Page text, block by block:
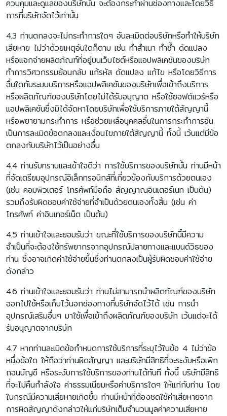
ควบคุมและดูแลของบริษัทนั้น จะต้องกระทำผ่านช่องทางและโดยวิธี
การที่บริษัทจัดไว้เท่านั้น
4.3 ท่านตกลงจะไม่กระทำการใดๆ อันละเมิดต่อบริษัทหรือทำให้บริษัท
เสียหาย ไม่ว่าด้วยเหตุอันใดก็ตาม เช่น ทำสำเนา ทำซ้ำ ดัดแปลง
หรือแจกจ่ายผลิตภัณฑ์ที่อยู่บนเว็บไซต์หรือแอปพลิเคชันของบริษัท
ทำการวิศวกรรมย้อนกลับ แก้รหัส ดัดแปลง แก้ไข หรือโดยวิธีการ
อื่นใดกับระบบบริการหรือแอปพลิเคชันของบริษัทเพื่อเข้าถึงบริการ
หรือผลิตภัณฑ์ของบริษัทโดยไม่ได้รับอนุญาต หรือใช้ซอฟต์แวร์หรือ
แอปพลิเคชันซึ่งมิได้จัดหาโดยบริษัทเพื่อใช้บริการภายใต้สัญญานี้
หรือพยายามกระทำการ หรือช่วยเหลือบุคคลอื่นในการกระทำการอัน
เป็นการละเมิดข้อตกลงและเงื่อนไขภายใต้สัญญานี้ ทั้งนี้ เว้นแต่มีข้อ
ตกลงกับบริษัทไว้เป็นอย่างอื่น
4.4 ท่านรับทราบและเข้าใจดีว่า การใช้บริการของบริษัทนั้น ท่านมีหน้า
ที่จัดเตรียมอุปกรณ์อิเล็กทรอนิกส์ที่เกี่ยวข้องกับบริการด้วยตนเอง
(เช่น คอมพิวเตอร์ โทรศัพท์มือถือ สัญญาณอินเตอร์เนท เป็นต้น)
รวมถึงรับผิดชอบค่าใช้จ่ายที่จำเป็นด้วยตนเองทั้งสิ้น (เช่น ค่า
โทรศัพท์ ค่าอินเทอร์เน็ต เป็นต้น)
4.5 ท่านเข้าใจและยอมรับว่า ขณะที่ใช้บริการของบริษัทนี้มีความ
จำเป็นที่จะต้องใช้ทรัพยากรจากอุปกรณ์ปลายทางและแบนด์วิธของ
ท่าน ซึ่งอาจเกิดค่าใช้จ่ายขึ้นซึ่งท่านตกลงเป็นผู้รับผิดชอบค่าใช้จ่าย
ดังกล่าว
4.6 ท่านเข้าใจและยอมรับว่า ท่านไม่สามารถนำผลิตภัณฑ์ของบริษัท
ออกไปใช้หรือเก็บไว้นอกช่องทางที่บริษัทจัดไว้ได้ เช่น การนำ
อุปกรณ์เสริมอื่นๆ มาใช้เพื่อเข้าถึงผลิตภัณฑ์ของบริษัท เว้นแต่จะได้
รับอนุญาตจากบริษัท
4.7 หากท่านละเมิดข้อกำหนดการใช้บริการที่ระบุไว้ในข้อ 4 ไม่ว่าข้อ
หนึ่งข้อใด ให้ถือว่าท่านผิดสัญญา และบริษัทมีสิทธิที่จะระงับหรือเพิก
ถอนบัญชี หรือระงับการใช้บริการของท่านได้ทันที ทั้งนี้ บริษัทมีสิทธิ
ที่จะไม่คืนกำลังใจ ค่าธรรมเนียมหรือค่าบริการใดๆ ให้แก่กับท่าน โดย
ในกรณีมีความเสียหายเกิดขึ้น ท่านมีหน้าที่ต้องชดใช้ค่าเสียหายจาก
การผิดสัญญาดังกล่าวให้แก่บริษัทเต็มจำนวนมูลค่าความเสียหาย